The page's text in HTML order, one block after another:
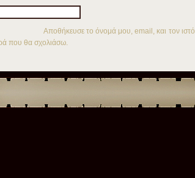
Αποθήκευσε το όνομά μου, email, και τον
που θα σχολιάσω.